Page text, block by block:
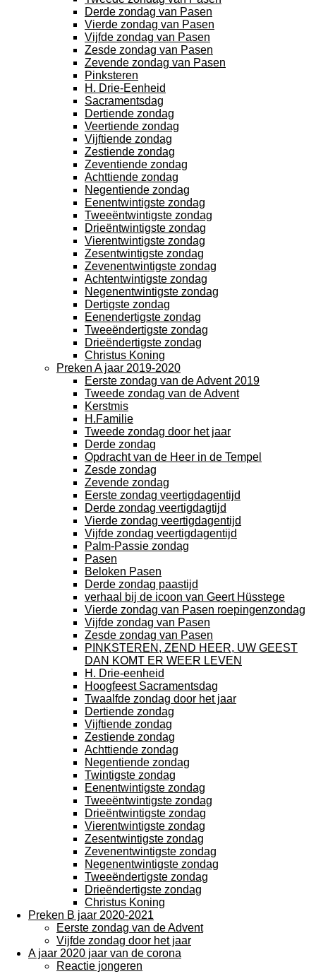
Derde zondag van Pasen
Vierde zondag van Pasen
Vijfde zondag van Pasen
Zesde zondag van Pasen
Zevende zondag van Pasen
Pinksteren
H. Drie-Eenheid
Sacramentsdag
Dertiende zondag
Veertiende zondag
Vijftiende zondag
Zestiende zondag
Zeventiende zondag
Achttiende zondag
Negentiende zondag
Eenentwintigste zondag
Tweeëntwintigste zondag
Drieëntwintigste zondag
Vierentwintigste zondag
Zesentwintigste zondag
Zevenentwintigste zondag
Achtentwintigste zondag
Negenentwintigste zondag
Dertigste zondag
Eenendertigste zondag
Tweeëndertigste zondag
Drieëndertigste zondag
Christus Koning
Preken A jaar 2019-2020
Eerste zondag van de Advent 2019
Tweede zondag van de Advent
Kerstmis
H.Familie
Tweede zondag door het jaar
Derde zondag
Opdracht van de Heer in de Tempel
Zesde zondag
Zevende zondag
Eerste zondag veertigdagentijd
Derde zondag veertigdagtijd
Vierde zondag veertigdagentijd
Vijfde zondag veertigdagentijd
Palm-Passie zondag
Pasen
Beloken Pasen
Derde zondag paastijd
verhaal bij de icoon van Geert Hüsstege
Vierde zondag van Pasen roepingenzondag
Vijfde zondag van Pasen
Zesde zondag van Pasen
PINKSTEREN, ZEND HEER, UW GEEST
DAN KOMT ER WEER LEVEN
H. Drie-eenheid
Hoogfeest Sacramentsdag
Twaalfde zondag door het jaar
Dertiende zondag
Vijftiende zondag
Zestiende zondag
Achttiende zondag
Negentiende zondag
Twintigste zondag
Eenentwintigste zondag
Tweeëntwintigste zondag
Drieëntwintigste zondag
Vierentwintigste zondag
Zesentwintigste zondag
Zevenentwintigste zondag
Negenentwintigste zondag
Tweeëndertigste zondag
Drieëndertigste zondag
Christus Koning
Preken B jaar 2020-2021
Eerste zondag van de Advent
Vijfde zondag door het jaar
A jaar 2020 jaar van de corona
Reactie jongeren